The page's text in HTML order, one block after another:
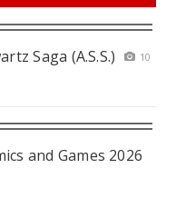
Saga (A.S.S.)
10
and Games 2026